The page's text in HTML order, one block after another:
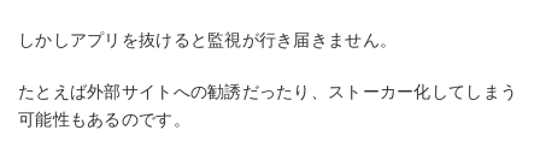
しかしアプリを抜けると監視が行き届きません。
たとえば外部サイトへの勧誘だったり、ストーカー化してしまう
可能性もあるのです。